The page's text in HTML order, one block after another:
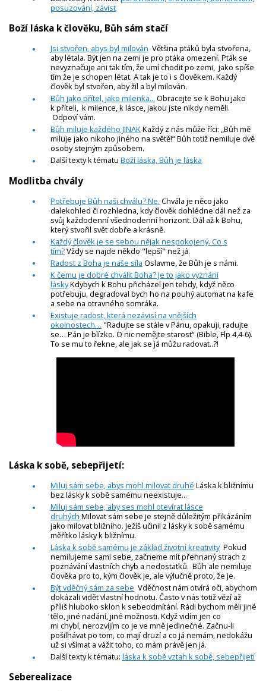
posuzování, závist
Boží láska k člověku, Bůh sám stačí
Jsi stvořen, abys byl milován Většina ptáků byla stvořena,
aby létala. Být jen na zemi je pro ptáka omezení. Pták se
nevyznačuje ani tak tím, že umí chodit po zemi, jako spíše
tím že je schopen létat. A tak je to i s člověkem. Každý
člověk byl stvořen, aby žil a byl milován.
Bůh jako přítel, jako milenka... Obracejte se k Bohu jako
k příteli, k milence, k lásce, jakou jste nikdy neměli.
Odpoví vám.
Bůh miluje každého JINAKKaždý z nás může říci: „Bůh mě
miluje jako nikoho jiného na světě!“ Bůh totiž nemiluje dvě
osoby stejným způsobem.
Další texty k tématu Boží láska, Bůh je láska
Modlitba chvály
Potřebuje Bůh naši chválu? Ne. Chvála je něco jako
dalekohled či rozhledna, kdy člověk dohlédne dál než za
svůj každodenní všednodenní horizont. Dál až k Bohu,
který stvořil svět dobře a krásně.
Každý člověk je se sebou nějak nespokojený. Co s
tím?Vždy se najde někdo "lepší" než já.
Radost z Boha je naše síla Oslavme, že Bůh je s námi.
K čemu je dobré chválit Boha? Je to jako vyznání
láskyKdybych k Bohu přicházel jen tehdy, když něco
potřebuju, degradoval bych ho na pouhý automat na kafe
a sebe na otravného somráka.
Existuje radost, která nezávisí na vnějších
okolnostech… "Radujte se stále v Pánu, opakuji, radujte
se… Pán je blízko. O nic nemějte starost“ (Bible, Flp 4,4-6).
To se mu to řekne, ale jak se já můžu radovat..?!
Láska k sobě, sebepřijetí:
Miluj sám sebe, abys mohl milovat druhé Láska k bližnímu
bez lásky k sobě samému neexistuje...
Miluj sám sebe, aby ses mohl otevírat lásce
druhých Milovat sám sebe je stejně důležitým přikázáním
jako milovat bližního. Ježíš učinil z lásky k sobě samému
měřítko lásky k bližnímu.
Láska k sobě samému je základ životní kreativityPokud
nemilujeme sami sebe, začneme mít přehnaný strach z
poznávání vlastních chyb a nedostatků. Bůh ale nemiluje
člověka pro to, kým člověk je, ale výlučně proto, že je.
Být vděčný sám za sebe Vděčnost nám otvírá oči, abychom
dokázali vidět vlastní hodnotu. Často v nás totiž vězí až
příliš hluboko sklon k sebeodmítání. Rádi bychom měli jiné
tělo, jiné nadání, jiné možnosti. Když vidím jen co
mi chybí, nerozvíjím co je ve mně jedinečné. Začnu-li
pošilhávat po tom, co mají druzí a co já nemám, nedokážu
už si všímat a vážit toho, co mám právě jen já.
Další texty k tématu: láska k sobě vztah k sobě, sebepřijetí
Seberealizace